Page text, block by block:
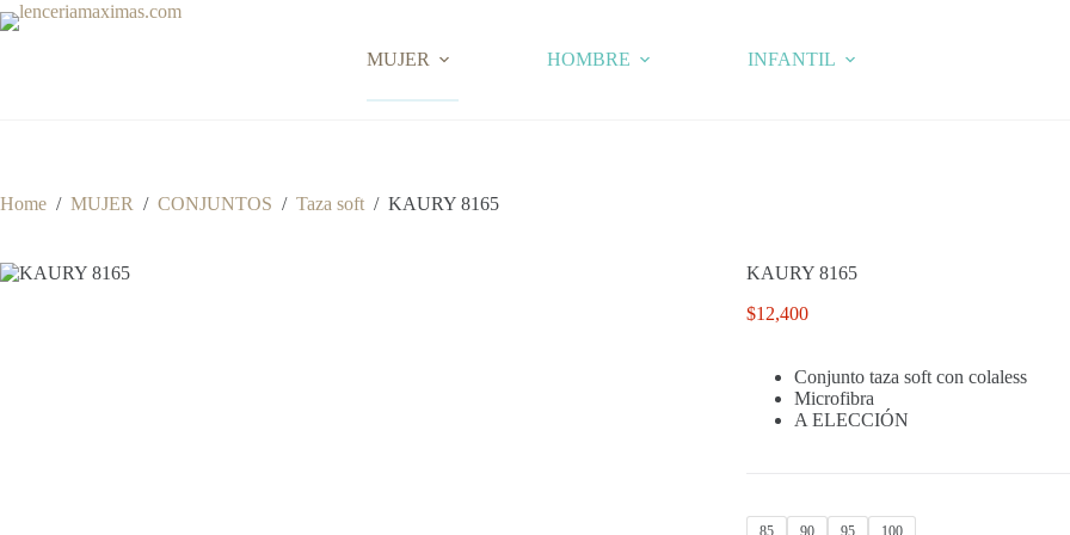
Skip
to
MUJER HOMBRE INFANTIL
Home / MUJER / CONJUNTOS / Taza soft / KAURY 8165
KAURY 8165
$12,400
Conjunto taza soft con colaless
Microfibra
A ELECCIÓN